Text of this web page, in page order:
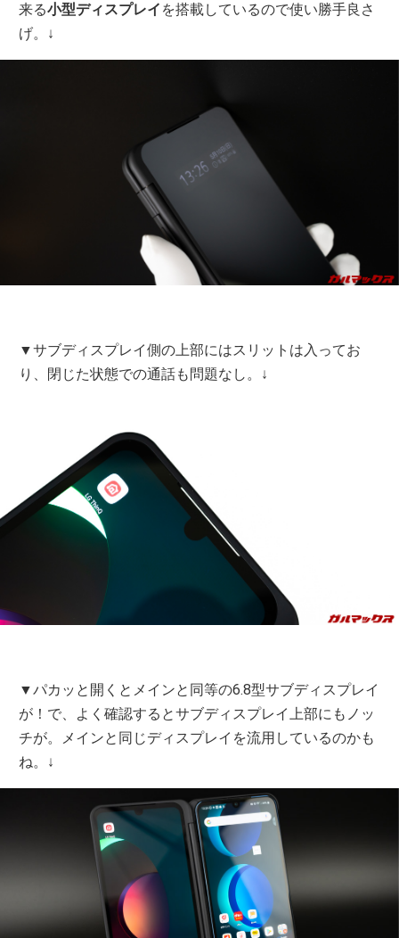
来る小型ディスプレイ を搭載しているので使い勝手良さ
げ。↓
▼サブディスプレイ側の上部にはスリットは入ってお
り、閉じた状態での通話も問題なし。↓
▼パカッと開くとメインと同等の6.8型サブディスプレイ
が！で、よく確認するとサブディスプレイ上部にもノッ
チが。メインと同じディスプレイを流用しているのかも
ね。↓